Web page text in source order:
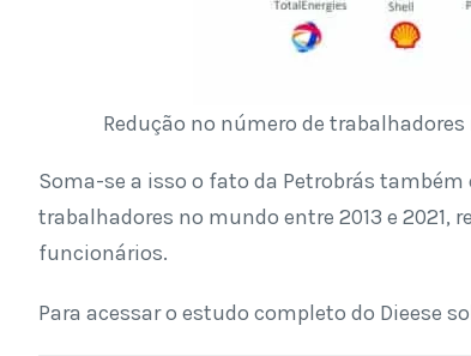
Redução no número de
Soma-se a isso o fato da Petrobrás
trabalhadores no mundo entre 2013 e 2021,
funcionários.
Para acessar o estudo completo do Dieese